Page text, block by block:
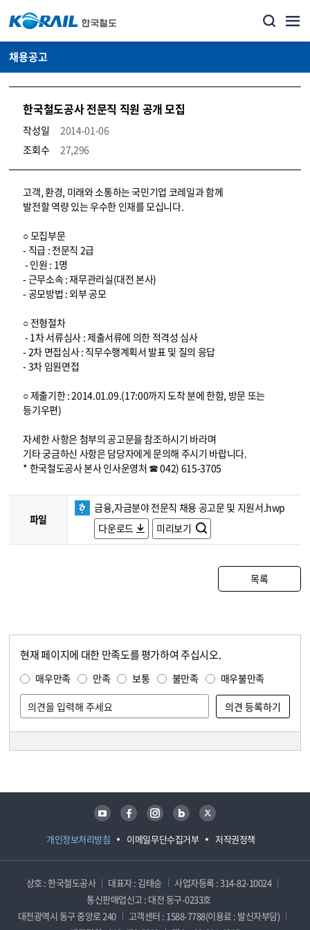
채용공고
한국철도공사 전문직 직원 공개 모집
작성일
2014-01-06
조회수
27,296
코레일소개_경영공시_채용공고 상세보기 – 내용, 파일, 담당자 연락처로 구성
고객, 환경, 미래와 소통하는 국민기업 코레일과 함께
발전할 역량 있는 우수한 인재를 모십니다.
○ 모집부문
- 직급 : 전문직 2급
- 인원 : 1명
- 근무소속 : 재무관리실(대전 본사)
- 공모방법 : 외부 공모
○ 전형절차
- 1차 서류심사 : 제출서류에 의한 적격성 심사
- 2차 면접심사 : 직무수행계획서 발표 및 질의 응답
- 3차 임원면접
○ 제출기한 : 2014.01.09.(17:00까지 도착 분에 한함, 방문 또는
등기우편)
자세한 사항은 첨부의 공고문을 참조하시기 바라며
기타 궁금하신 사항은 담당자에게 문의해 주시기 바랍니다.
* 한국철도공사 본사 인사운영처 ☎ 042) 615-3705
파일
금융,자금분야 전문직 채용 공고문 및 지원서.hwp
다운로드
미리보기
목록
현재 페이지에 대한 만족도를 평가하여 주십시오.
매우만족 만족 보통 불만족 매우불만족
개인정보처리방침 이메일무단수집거부 저작권정책
유튜브 페이스북 인스타그램 블로그 트위터
상호 : 한국철도공사 대표자 : 김태승
사업자등록 : 314-82-10024
통신판매업신고 : 대전 동구-0233호
대전광역시 동구 중앙로 240
고객센터 : 1588-7788(이용료 : 발신자부담)